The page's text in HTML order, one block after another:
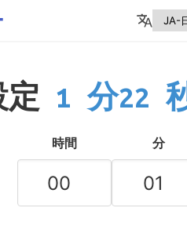
定 1 分22
時間 分